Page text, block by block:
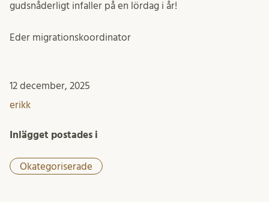
gudsnåderligt infaller på en lördag i år!
Eder migrationskoordinator
12 december, 2025
erikk
Inlägget postades i
Okategoriserade